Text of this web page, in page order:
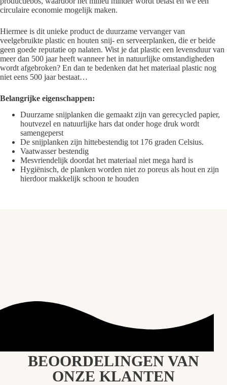
circulaire economie mogelijk maken.
Hiermee is dit unieke product de duurzame vervanger van
veelgebruikte plastic en houten snij- en serveerplanken, die er beide
geen goede reputatie op nalaten. Wist je dat plastic een levensduur van
meer dan 500 jaar heeft wanneer het in natuurlijke omstandigheden
wordt afgebroken? En dan te bedenken dat het materiaal plastic nog
niet eens 500 jaar bestaat…
Belangrijke eigenschappen:
Duurzame snijplanken die gemaakt zijn van gerecycled papier,
houtvezel en natuurlijke hars dat onder hoge druk wordt
samengeperst
De snijplanken zijn hittebestendig tot 176 graden Celsius.
Vaatwasser bestendig
Mesvriendelijk doordat het materiaal niet mega hard is
Hygiënisch, de planken worden niet zo poreus als hout en zijn
hierdoor makkelijk schoon te houden
BEOORDELINGEN VAN
ONZE KLANTEN